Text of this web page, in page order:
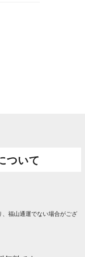
ついて
福山通運でない場合がござ